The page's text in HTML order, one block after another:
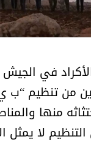
في
من تنظيم
منها
لا يمثل